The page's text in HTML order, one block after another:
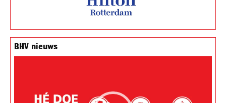
BHV nieuws